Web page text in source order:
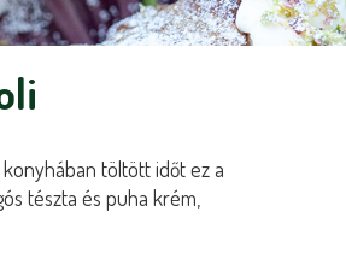
konyhában töltött időt ez a
tészta és puha krém,